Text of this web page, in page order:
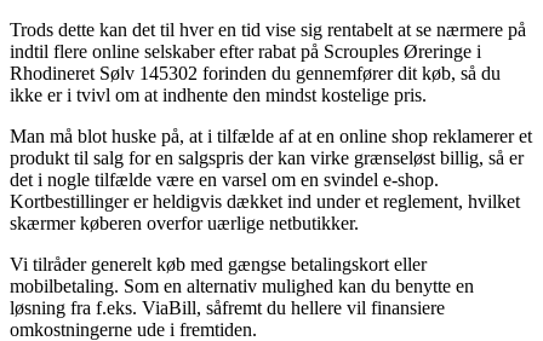
Trods dette kan det til hver en tid vise sig rentabelt at se nærmere på
indtil flere online selskaber efter rabat på Scrouples Øreringe i
Rhodineret Sølv 145302 forinden du gennemfører dit køb, så du
ikke er i tvivl om at indhente den mindst kostelige pris.
Man må blot huske på, at i tilfælde af at en online shop reklamerer et
produkt til salg for en salgspris der kan virke grænseløst billig, så er
det i nogle tilfælde være en varsel om en svindel e-shop.
Kortbestillinger er heldigvis dækket ind under et reglement, hvilket
skærmer køberen overfor uærlige netbutikker.
Vi tilråder generelt køb med gængse betalingskort eller
mobilbetaling. Som en alternativ mulighed kan du benytte en
løsning fra f.eks. ViaBill, såfremt du hellere vil finansiere
omkostningerne ude i fremtiden.